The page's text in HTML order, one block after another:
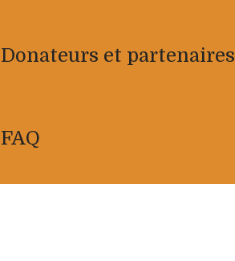
Donateurs et partenaires
FAQ